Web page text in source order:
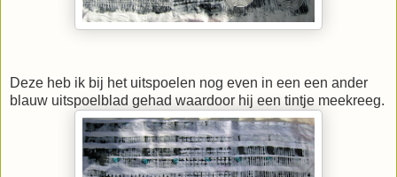
Deze heb ik bij het uitspoelen nog even in een een ander
blauw uitspoelblad gehad waardoor hij een tintje meekreeg.